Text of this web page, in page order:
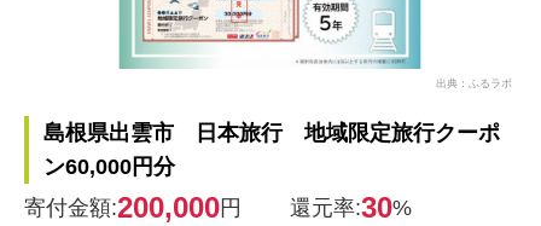
出典：ふるラボ
島根県出雲市 日本旅行 地域限定旅行クーポ
ン60,000円分
寄付金額:200,000円 還元率:30%